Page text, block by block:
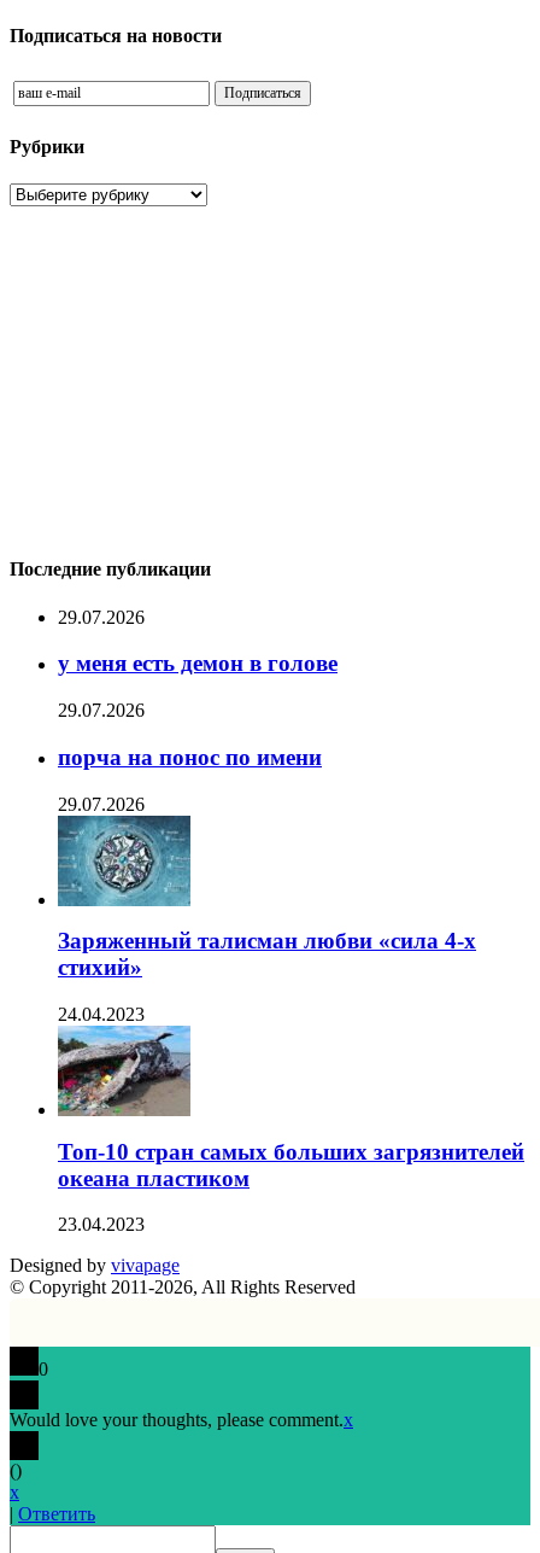
Подписаться на новости
Рубрики
Рубрики
Последние публикации
29.07.2026
у меня есть демон в голове
29.07.2026
порча на понос по имени
29.07.2026
Заряженный талисман любви «сила 4-х
стихий»
24.04.2023
Топ-10 стран самых больших загрязнителей
океана пластиком
23.04.2023
Designed by vivapage
© Copyright 2011-2026, All Rights Reserved
0
Would love your thoughts, please comment.x
()
x
| Ответить